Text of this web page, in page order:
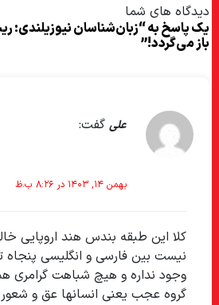
دیدگاه های شما
یک پاسخ به “زبان‌شناسان نیوزیلندی:
باز می‌گردد!”
علی گفت:
بهمن ۱۴, ۱۴۰۳ در ۸:۲۶ ب.ظ
کلا این طبقه بندس هند اروپایی
نیست بین فارسی و انگلیسی پنجاه
وجود نداره و هیچ شباهت گرامری
گروه عجب یعنی انسانها عق و شعور